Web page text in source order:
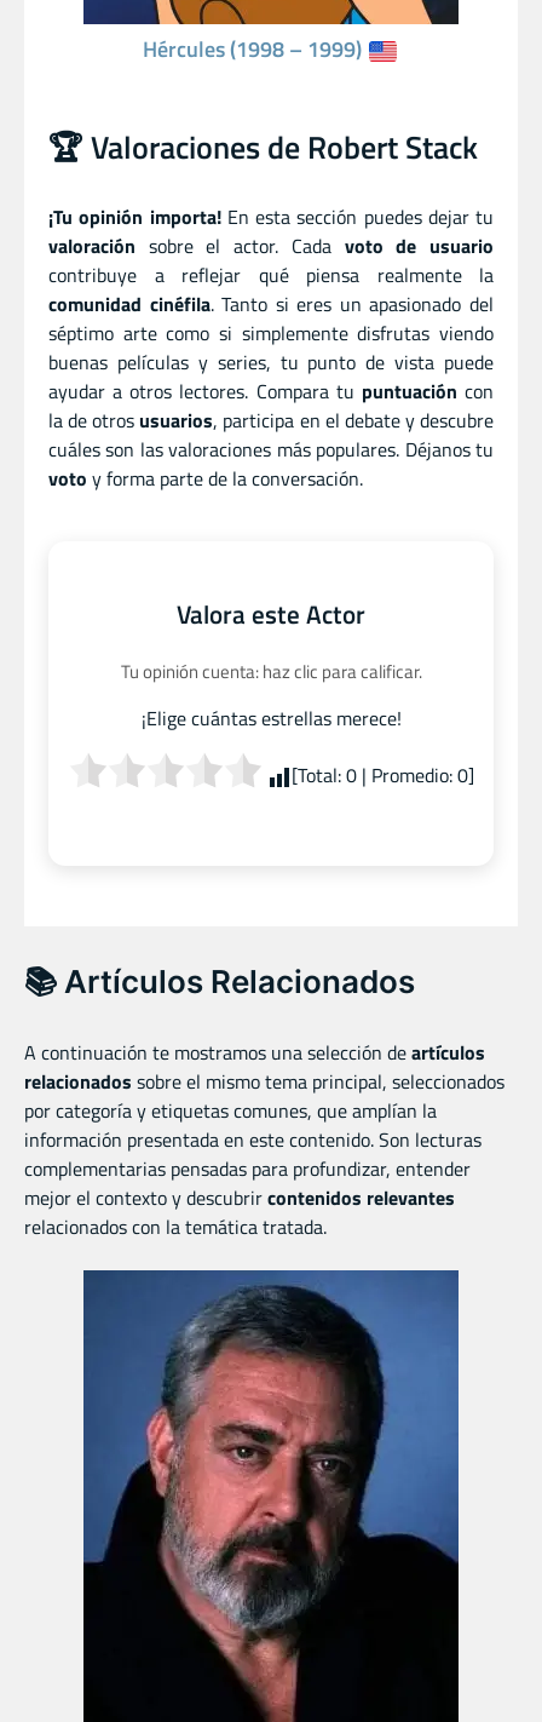
Hércules (1998 – 1999)
🏆 Valoraciones de Robert Stack
¡Tu opinión importa!En esta sección puedes dejar tu
valoración sobre el actor. Cada voto de usuario
contribuye a reflejar qué piensa realmente la
comunidad cinéfila. Tanto si eres un apasionado del
séptimo arte como si simplemente disfrutas viendo
buenas películas y series, tu punto de vista puede
ayudar a otros lectores. Compara tu puntuación con
la de otros usuarios, participa en el debate y descubre
cuáles son las valoraciones más populares. Déjanos tu
voto y forma parte de la conversación.
Valora este Actor
Tu opinión cuenta: haz clic para calificar.
¡Elige cuántas estrellas merece!
[Total:0| Promedio:0]
📚 Artículos Relacionados
A continuación te mostramos una selección deartículos
relacionados sobre el mismo tema principal, seleccionados
por categoría y etiquetas comunes, que amplían la
información presentada en este contenido. Son lecturas
complementarias pensadas para profundizar, entender
mejor el contexto y descubrircontenidos relevantes
relacionados con la temática tratada.